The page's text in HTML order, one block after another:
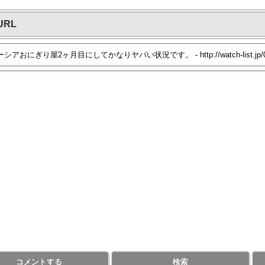
コメントする 検索